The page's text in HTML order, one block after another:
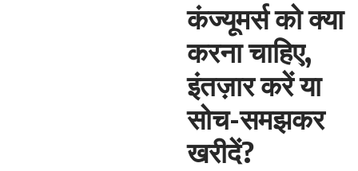
कंज्यूमर्स को क्या
करना चाहिए,
इंतज़ार करें या
सोच-समझकर
खरीदें?